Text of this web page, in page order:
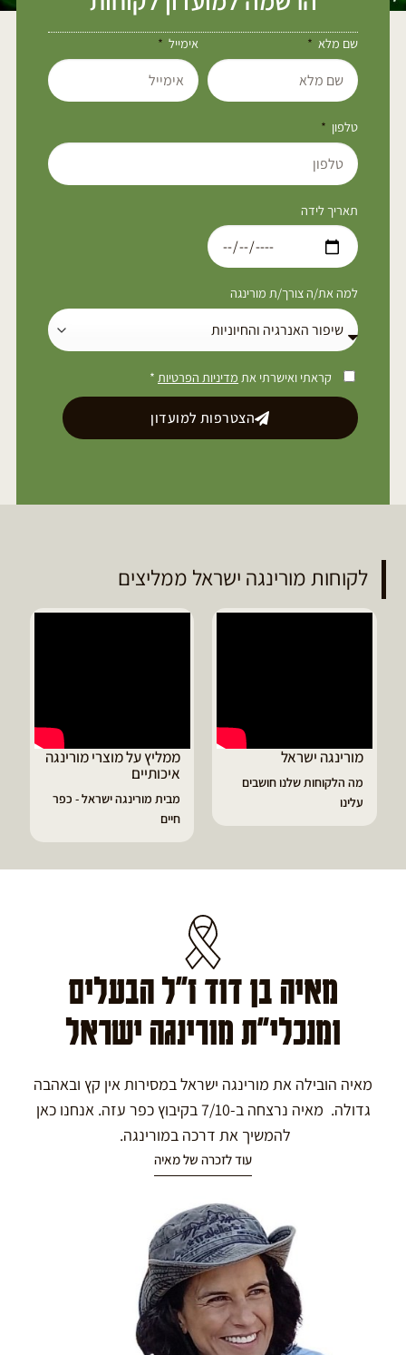
שם מלא אימייל
טלפון
תאריך לידה
למה את/ה צורך/ת מורינגה
קראתי ואישרתי את מדיניות הפרטיות*
הצטרפות למועדון
לקוחות מורינגה ישראל ממליצים
ממליץ על מוצרי מורינגה
איכותיים
מבית מורינגה ישראל - כפר
דיוויד ממליץ על טבליות
מורינגה
הפסקתי לסבול מהתקפי
גאוט ודלקות
מאיה בן דוד ז"ל הבעלים
ומנכלי"ת מורינגה ישראל
מאיה הובילה את מורינגה ישראל במסירות אין קץ ובאהבה
גדולה. מאיה נרצחה ב-7/10 בקיבוץ כפר עזה. אנחנו כאן
להמשיך את דרכה במורינגה.
עוד לזכרה של מאיה